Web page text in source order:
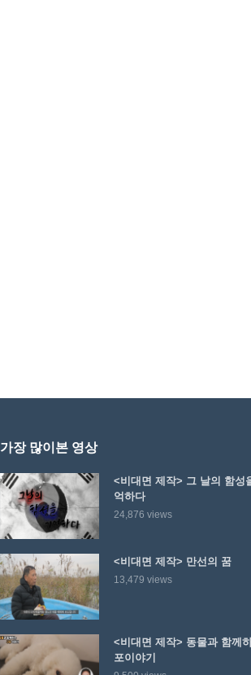
가장 많이본 영상
<비대면 제작> 그 날의 함성
억하다
24,876 views
<비대면 제작> 만선의 꿈
13,479 views
<비대면 제작> 동물과 함께
포이야기